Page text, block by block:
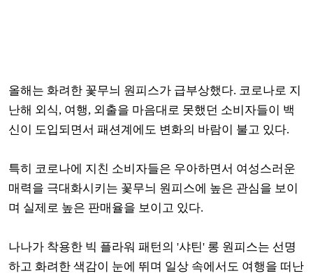
올해는 화려한 꽃무늬 원피스가 급부상했다. 코로나로 지
난해 외식, 여행, 외출을 마음대로 못했던 소비자들이 백
신이 도입되면서 패션계에도 변화의 바람이 불고 있다.
특히 코로나에 지친 소비자들은 우아하면서 여성스러운
매력을 극대화시키는 꽃무늬 원피스에 높은 관심을 보이
며 실제로 높은 판매율을 보이고 있다.
나나가 착용한 빅 플라워 패턴의 '샤틴' 롱 원피스는 선명
하고 화려한 색감이 눈에 뛰며 일상 속에서도 여행을 떠난